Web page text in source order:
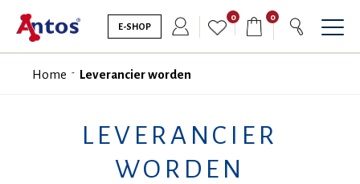
E-SHOP
0 0
Home Leverancier worden
LEVERANCIER
WORDEN